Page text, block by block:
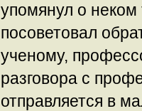
упомянул о
посоветовал
ученому,
разговора с
отправляется в